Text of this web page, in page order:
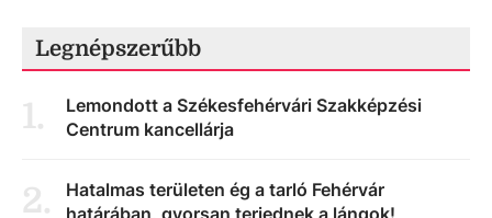
Legnépszerűbb
1.
Lemondott a Székesfehérvári Szakképzési
Centrum kancellárja
2.
Hatalmas területen ég a tarló Fehérvár